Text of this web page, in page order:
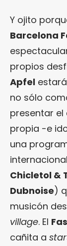
Y ojito
Barcelona
propios
Apfel
no sólo
presentar el
propia -e
una
Chicletol &
Dubnoise)
musicón
village. El
cañita a